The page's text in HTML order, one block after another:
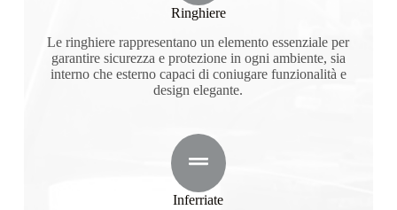
Ringhiere
Le ringhiere rappresentano un elemento essenziale per
garantire sicurezza e protezione in ogni ambiente, sia
interno che esterno capaci di coniugare funzionalità e
design elegante.
Inferriate